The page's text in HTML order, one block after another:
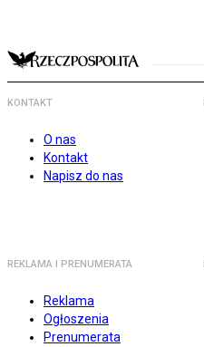
KONTAKT
O nas
Kontakt
Napisz do nas
REKLAMA I PRENUMERATA
Reklama
Ogłoszenia
Prenumerata